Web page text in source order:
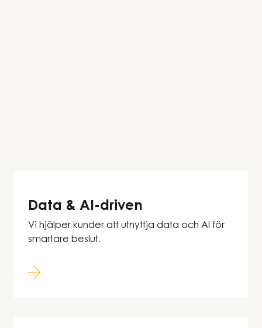
Data & AI-driven
Vi hjälper kunder att utnyttja data och AI för
smartare beslut.